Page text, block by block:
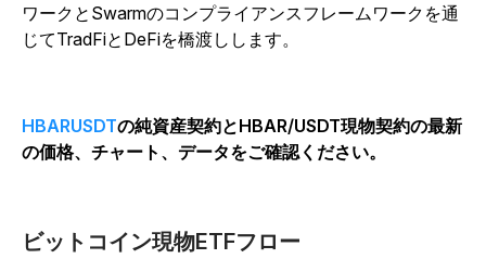
ワークとSwarmのコンプライアンスフレームワークを通
じてTradFiとDeFiを橋渡しします。
HBARUSDTの純資産契約とHBAR/USDT現物契約の最新
の価格、チャート、データをご確認ください。
ビットコイン現物ETFフロー